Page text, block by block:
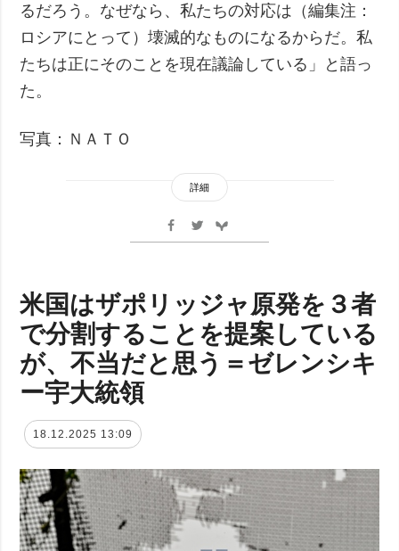
るだろう。なぜなら、私たちの対応は（編集注：
ロシアにとって）壊滅的なものになるからだ。私
たちは正にそのことを現在議論している」と語っ
た。
写真：ＮＡＴＯ
詳細
米国はザポリッジャ原発を３者
で分割することを提案している
が、不当だと思う＝ゼレンシキ
ー宇大統領
18.12.2025 13:09